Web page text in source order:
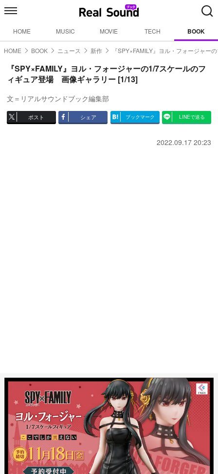
HOME MUSIC MOVIE TECH BOOK
HOME BOOK ニュース 新作 『SPY×FAMILY』ヨル・フォージャー
『SPY×FAMILY』ヨル・フォージャーの1/7スケールのフ
ィギュア登場 画像ギャラリー [1/13]
文＝リアルサウンドブック編集部
ポスト シェア ブックマーク LINEで送る
2022.09.17 20:23